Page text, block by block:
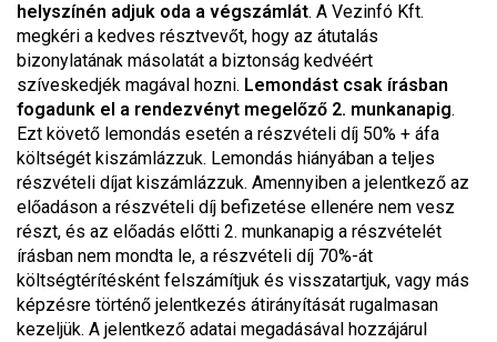
helyszínén adjuk oda a végszámlát. A Vezinfó Kft.
megkéri a kedves résztvevőt, hogy az átutalás
bizonylatának másolatát a biztonság kedvéért
szíveskedjék magával hozni. Lemondást csak írásban
fogadunk el a rendezvényt megelőző 2. munkanapig.
Ezt követő lemondás esetén a részvételi díj 50% + áfa
költségét kiszámlázzuk. Lemondás hiányában a teljes
részvételi díjat kiszámlázzuk. Amennyiben a jelentkező az
előadáson a részvételi díj befizetése ellenére nem vesz
részt, és az előadás előtti 2. munkanapig a részvételét
írásban nem mondta le, a részvételi díj 70%-át
költségtérítésként felszámítjuk és visszatartjuk, vagy más
képzésre történő jelentkezés átirányítását rugalmasan
kezeljük. A jelentkező adatai megadásával hozzájárul